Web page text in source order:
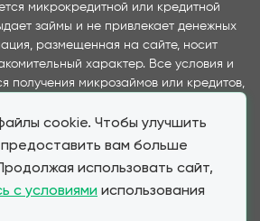
cookie. Чтобы улучшить
вам больше
использовать сайт,
с условиями использования
микрокредитной или кредитной
займы и не привлекает денежных
размещенная на сайте, носит
характер. Все условия и
получения микрозаймов или кредитов,
данные услуги и представленные на
отметить, что условия займов и
предоставляемым партнерскими
обращении клиента. Zaimer.uz
информационного посредника,